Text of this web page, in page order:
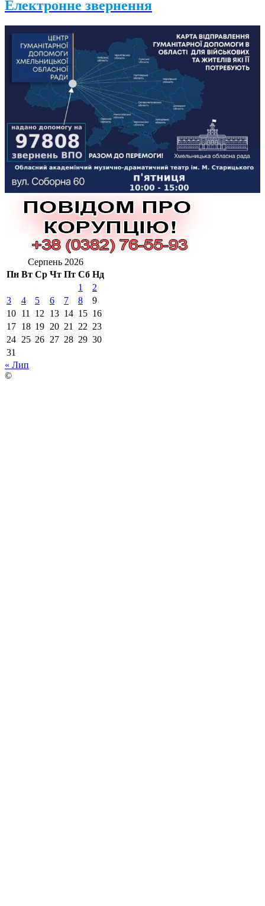
Електронне звернення
Серпень 2026
Пн Вт Ср Чт Пт Сб Нд
1
2
3
4 5 6 7 8
9
10 11 12 13 14 15 16
17 18 19 20 21 22 23
24 25 26 27 28 29 30
31
« Лип
©